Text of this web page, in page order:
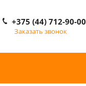
+375 (44) 712-90-00
Заказать звонок